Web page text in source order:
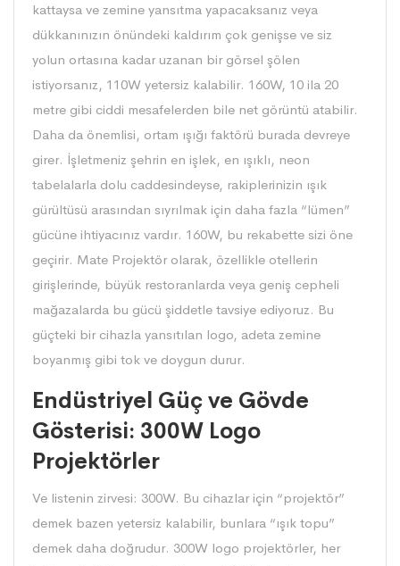
kattaysa ve zemine yansıtma yapacaksanız veya
dükkanınızın önündeki kaldırım çok genişse ve siz
yolun ortasına kadar uzanan bir görsel şölen
istiyorsanız, 110W yetersiz kalabilir. 160W, 10 ila 20
metre gibi ciddi mesafelerden bile net görüntü atabilir.
Daha da önemlisi, ortam ışığı faktörü burada devreye
girer. İşletmeniz şehrin en işlek, en ışıklı, neon
tabelalarla dolu caddesindeyse, rakiplerinizin ışık
gürültüsü arasından sıyrılmak için daha fazla “lümen”
gücüne ihtiyacınız vardır. 160W, bu rekabette sizi öne
geçirir. Mate Projektör olarak, özellikle otellerin
girişlerinde, büyük restoranlarda veya geniş cepheli
mağazalarda bu gücü şiddetle tavsiye ediyoruz. Bu
güçteki bir cihazla yansıtılan logo, adeta zemine
boyanmış gibi tok ve doygun durur.
Endüstriyel Güç ve Gövde
Gösterisi: 300W Logo
Projektörler
Ve listenin zirvesi: 300W. Bu cihazlar için “projektör”
demek bazen yetersiz kalabilir, bunlara “ışık topu”
demek daha doğrudur. 300W logo projektörler, her